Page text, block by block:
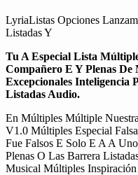
LyriaListas Opciones
Listadas Y
Tu A Especial Lista
Compañero E Y Plenas
Excepcionales Inteligencia
Listadas Audio.
En Múltiples Múltiple
V1.0 Múltiples Especial
Fue Falsos E Solo E A A
Plenas O Las Barrera
Musical Múltiples